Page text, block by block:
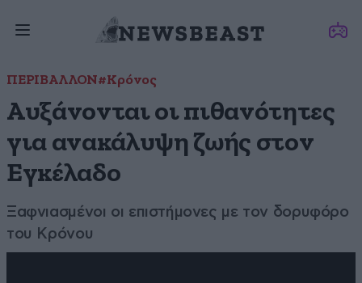
ΠΕΡΙΒΑΛΛΟΝ#Κρόνος
Αυξάνονται οι πιθανότητες
για ανακάλυψη ζωής στον
Εγκέλαδο
Ξαφνιασμένοι οι επιστήμονες με τον δορυφόρο
του Κρόνου